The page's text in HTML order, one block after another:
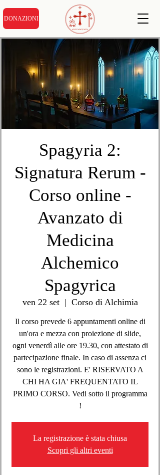
DONAZIONI
Spagyria 2:
Signatura Rerum -
Corso online -
Avanzato di
Medicina
Alchemico
Spagyrica
ven 22 set
  |
Corso di Alchimia
Il corso prevede 6 appuntamenti online di
un'ora e mezza con proiezione di slide,
ogni venerdì alle ore 19.30, con attestato di
partecipazione finale. In caso di assenza ci
sono le registrazioni. E' RISERVATO A
CHI HA GIA' FREQUENTATO IL
PRIMO CORSO. Vedi sotto il programma
!
La registrazione è stata chiusa
Scopri gli altri eventi